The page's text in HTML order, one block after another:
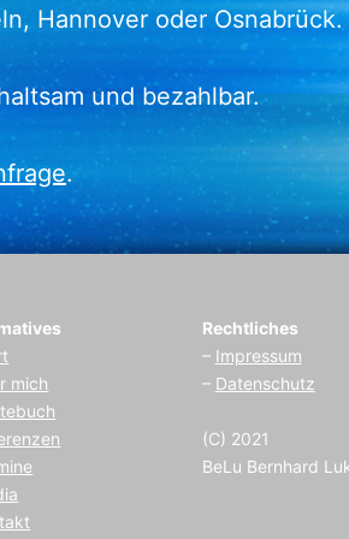
Hannover oder Osnabrück.
und bezahlbar.
.
mich
Rechtliches
– Impressum
– Datenschutz
(C) 2021
BeLu Bernhard